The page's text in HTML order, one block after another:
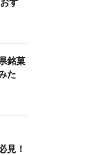
銘菓
た
見！